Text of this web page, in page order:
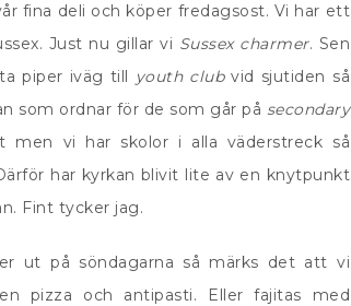
fina deli och köper fredagsost. Vi har ett
Just nu gillar vi Sussex charmer. Sen
piper iväg till youth clubvid sjutiden så
som ordnar för de som går på secondary
vi har skolor i alla väderstreck så
har kyrkan blivit lite av en knytpunkt
Fint tycker jag.
ut på söndagarna så märks det att vi
pizza och antipasti. Eller fajitas med